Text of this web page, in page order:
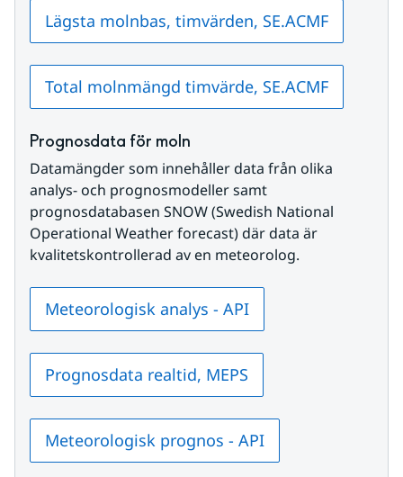
Lägsta molnbas, timvärden, SE.ACMF
Total molnmängd timvärde, SE.ACMF
Prognosdata för moln
Datamängder som innehåller data från olika
analys- och prognosmodeller samt
prognosdatabasen SNOW (Swedish National
Operational Weather forecast) där data är
kvalitetskontrollerad av en meteorolog.
Meteorologisk analys - API
Prognosdata realtid, MEPS
Meteorologisk prognos - API